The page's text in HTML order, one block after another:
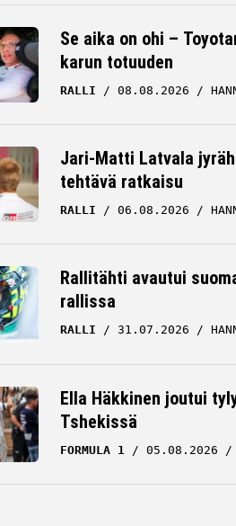
Se aika on ohi –
karun totuuden
RALLI 08.08.2026
Jari-Matti Latvala
tehtävä ratkaisu
RALLI 06.08.2026
Rallitähti avautui
rallissa
RALLI 31.07.2026
Ella Häkkinen joutui
Tshekissä
FORMULA 1 05.08.2026